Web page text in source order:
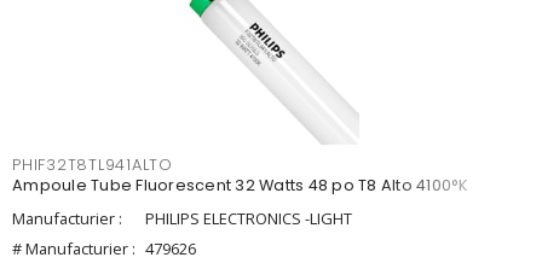
PHIF32T8TL941ALTO
Ampoule Tube Fluorescent 32 Watts 48 po T8 Alto 4100°K
Manufacturier :
PHILIPS ELECTRONICS -LIGHT
# Manufacturier : 479626